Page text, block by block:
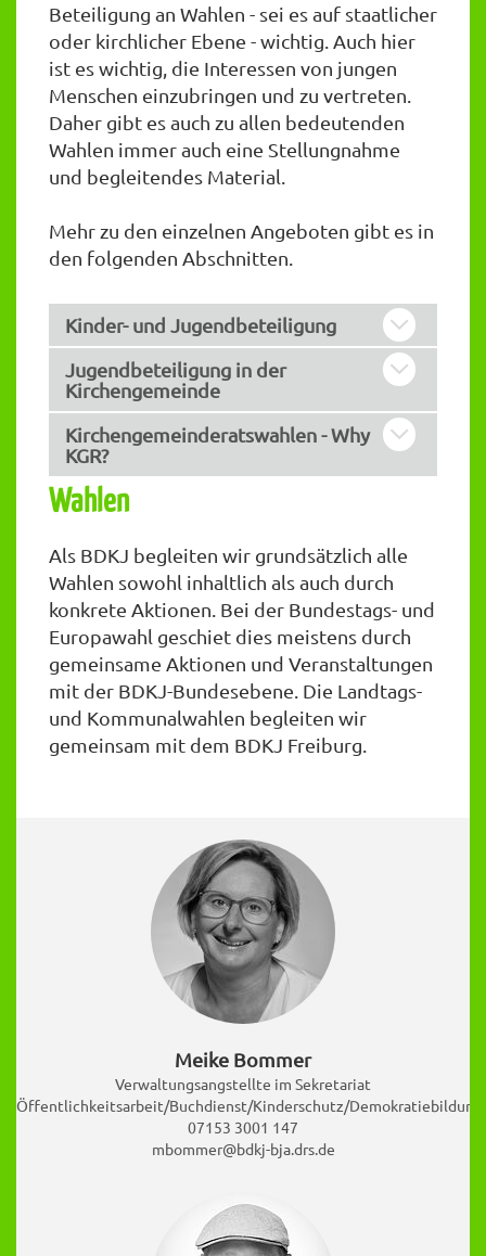
Beteiligung an Wahlen - sei es auf staatlicher
oder kirchlicher Ebene - wichtig. Auch hier
ist es wichtig, die Interessen von jungen
Menschen einzubringen und zu vertreten.
Daher gibt es auch zu allen bedeutenden
Wahlen immer auch eine Stellungnahme
und begleitendes Material.
Mehr zu den einzelnen Angeboten gibt es in
den folgenden Abschnitten.
Kinder- und Jugendbeteiligung
Jugendbeteiligung in der
Kirchengemeinde
Kirchengemeinderatswahlen - Why
KGR?
Wahlen
Als BDKJ begleiten wir grundsätzlich alle
Wahlen sowohl inhaltlich als auch durch
konkrete Aktionen. Bei der Bundestags- und
Europawahl geschiet dies meistens durch
gemeinsame Aktionen und Veranstaltungen
mit der BDKJ-Bundesebene. Die Landtags-
und Kommunalwahlen begleiten wir
gemeinsam mit dem BDKJ Freiburg.
Meike Bommer
Verwaltungsangstellte im Sekretariat
Öffentlichkeitsarbeit/Buchdienst/Kinderschutz/Demokratiebildung
07153 3001 147
mbommer@bdkj-bja.drs.de